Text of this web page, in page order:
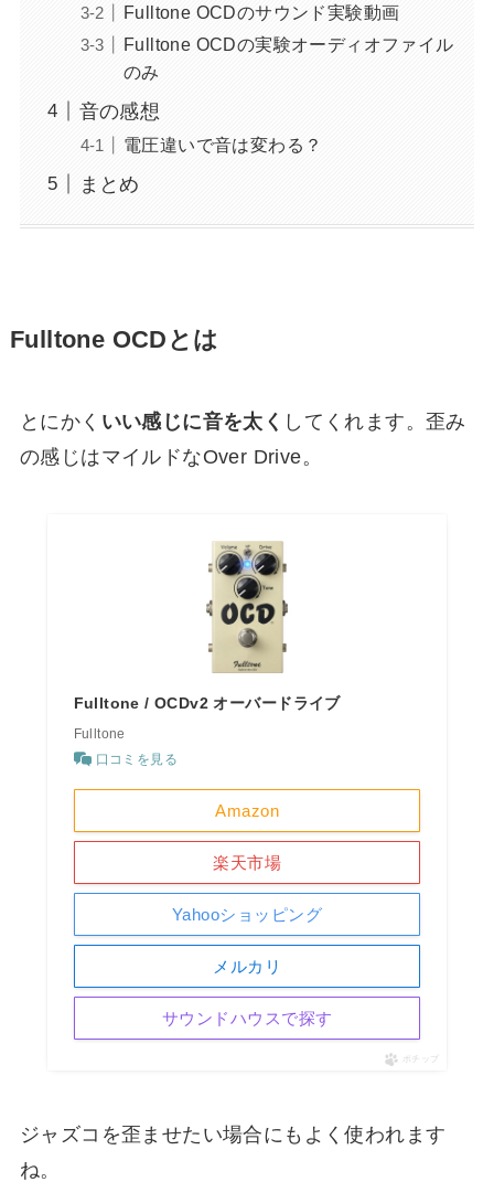
Fulltone OCDのサウンド実験動画
Fulltone OCDの実験オーディオファイル
のみ
音の感想
電圧違いで音は変わる？
まとめ
Fulltone OCDとは
とにかく いい感じに音を太く してくれます。歪み
の感じはマイルドなOver Drive。
Fulltone / OCDv2 オーバードライブ
Fulltone
口コミを見る
Amazon
楽天市場
Yahooショッピング
メルカリ
サウンドハウスで探す
ポチップ
ジャズコを歪ませたい場合にもよく使われます
ね。